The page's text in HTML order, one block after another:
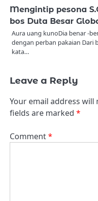
Mengintip pesona
bos Duta Besar
Aura uang kunoDia benar -
dengan perban pakaian Dari
kata…
Leave a Reply
Your email address will
fields are marked *
Comment*